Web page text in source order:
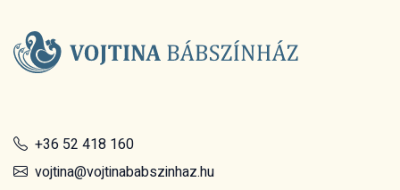
+36 52 418 160
vojtina@vojtinababszinhaz.hu